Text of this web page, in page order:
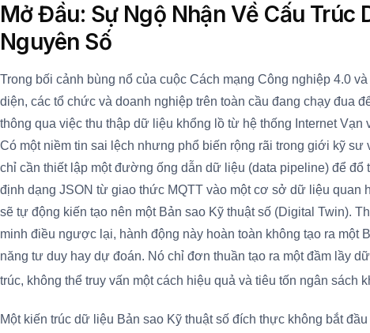
Mở Đầu: Sự Ngộ Nhận Về Cấu Trúc
Nguyên Số
Trong bối cảnh bùng nổ của cuộc Cách mạng Công nghiệp 4.0
diện, các tổ chức và doanh nghiệp trên toàn cầu đang chạy đua
thông qua việc thu thập dữ liệu khổng lồ từ hệ thống Internet Vạn
Có một niềm tin sai lệch nhưng phổ biến rộng rãi trong giới kỹ sư
chỉ cần thiết lập một đường ống dẫn dữ liệu (data pipeline) để đổ
định dạng JSON từ giao thức MQTT vào một cơ sở dữ liệu quan
sẽ tự động kiến tạo nên một Bản sao Kỹ thuật số (Digital Twin).
minh điều ngược lại, hành động này hoàn toàn không tạo ra một
năng tư duy hay dự đoán. Nó chỉ đơn thuần tạo ra một đầm lầy
trúc, không thể truy vấn một cách hiệu quả và tiêu tốn ngân sách
Một kiến trúc dữ liệu Bản sao Kỹ thuật số đích thực không bắt